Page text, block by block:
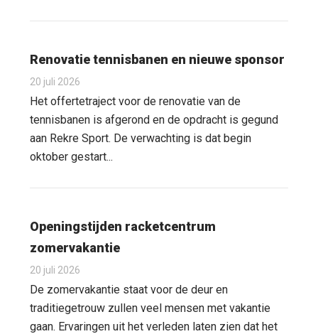
Renovatie tennisbanen en nieuwe sponsor
20 juli 2026
Het offertetraject voor de renovatie van de
tennisbanen is afgerond en de opdracht is gegund
aan Rekre Sport. De verwachting is dat begin
oktober gestart...
Openingstijden racketcentrum
zomervakantie
20 juli 2026
De zomervakantie staat voor de deur en
traditiegetrouw zullen veel mensen met vakantie
gaan. Ervaringen uit het verleden laten zien dat het